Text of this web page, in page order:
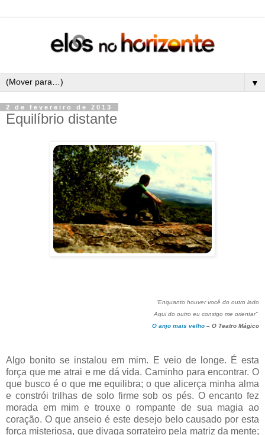
▼
2 de fevereiro de 2013
Equilíbrio distante
“Enquanto houver você do outro lado
Aqui do outro eu consigo me orientar”
O anjo mais velho – O Teatro Mágico
Algo bonito se instalou em mim. E veio de longe. É esta
força que me atrai e me dá vida. Caminho para encontrar. O
que busco é o que me equilibra; o que alicerça minha alma
e constrói trilhas de solo firme sob os pés. O encanto fez
morada em mim e trouxe o rompante de sua magia ao
coração. O que anseio é este desejo belo causado por esta
força misteriosa, que divaga sorrateiro pela matriz da mente;